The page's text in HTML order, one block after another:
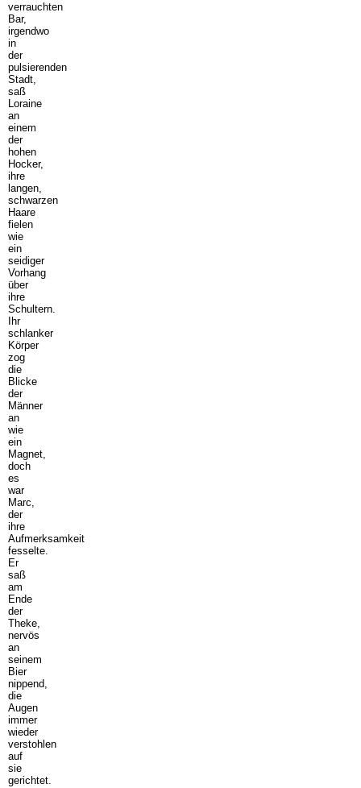
verrauchten
Bar,
irgendwo
in
der
pulsierenden
Stadt,
saß
Loraine
an
einem
der
hohen
Hocker,
ihre
langen,
schwarzen
Haare
fielen
wie
ein
seidiger
Vorhang
über
ihre
Schultern.
Ihr
schlanker
Körper
zog
die
Blicke
der
Männer
an
wie
ein
Magnet,
doch
es
war
Marc,
der
ihre
Aufmerksamkeit
fesselte.
Er
saß
am
Ende
der
Theke,
nervös
an
seinem
Bier
nippend,
die
Augen
immer
wieder
verstohlen
auf
sie
gerichtet.